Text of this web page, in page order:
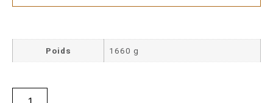
Poids 1660 g